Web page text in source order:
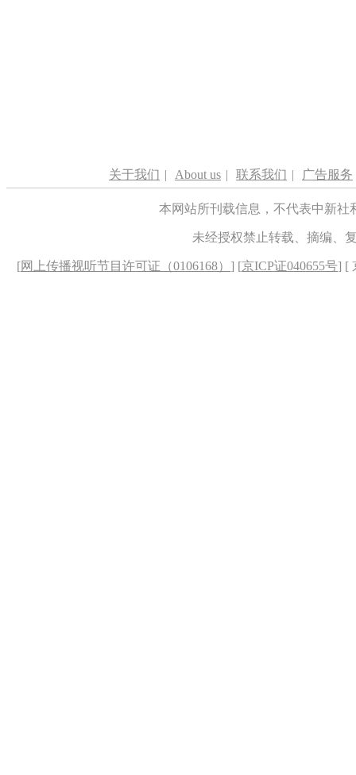
关于我们 | About us | 联系我们 | 广告服务
本网站所刊载信息，不代表中新
未经授权禁止转载、摘编、
[网上传播视听节目许可证（0106168） ] [京ICP证040655号] [